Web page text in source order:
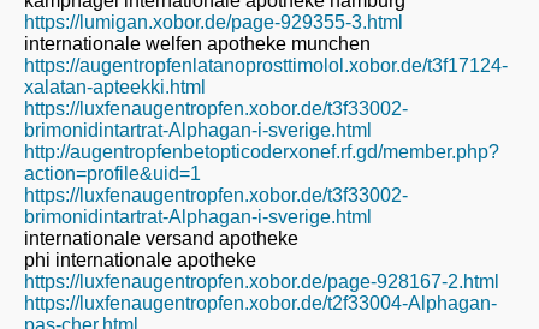
https://lumigan.xobor.de/page-929355-3.html
internationale welfen apotheke munchen
https://augentropfenlatanoprosttimolol.xobor.de/t3f17124-
xalatan-apteekki.html
https://luxfenaugentropfen.xobor.de/t3f33002-
brimonidintartrat-Alphagan-i-sverige.html
http://augentropfenbetopticoderxonef.rf.gd/member.php?
action=profile&uid=1
https://luxfenaugentropfen.xobor.de/t3f33002-
brimonidintartrat-Alphagan-i-sverige.html
internationale versand apotheke
phi internationale apotheke
https://luxfenaugentropfen.xobor.de/page-928167-2.html
https://luxfenaugentropfen.xobor.de/t2f33004-Alphagan-
pas-cher.html